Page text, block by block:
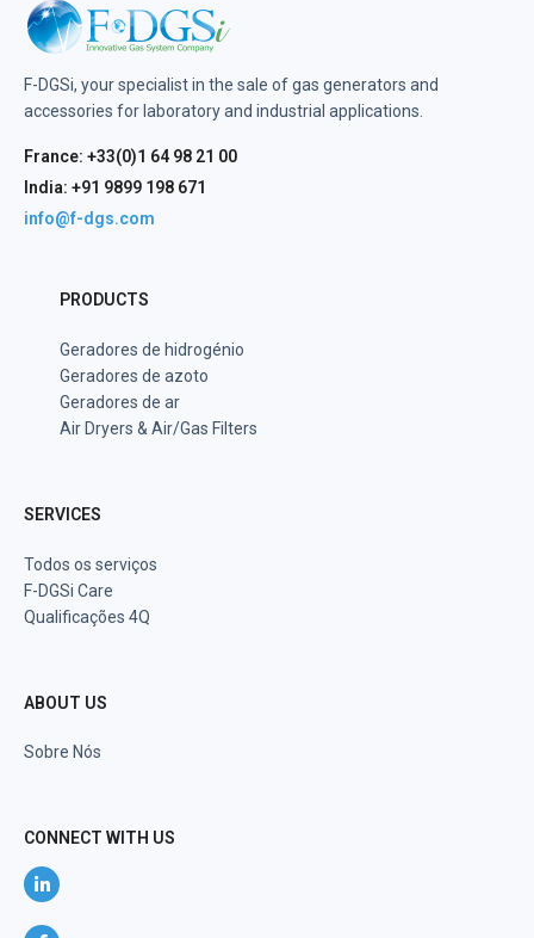
F-DGSi, your specialist in the sale of gas generators and
accessories for laboratory and industrial applications.
France: +33(0)1 64 98 21 00
India: +91 9899 198 671
info@f-dgs.com
PRODUCTS
Geradores de hidrogénio
Geradores de azoto
Geradores de ar
Air Dryers & Air/Gas Filters
SERVICES
Todos os serviços
F-DGSi Care
Qualificações 4Q
ABOUT US
Sobre Nós
CONNECT WITH US